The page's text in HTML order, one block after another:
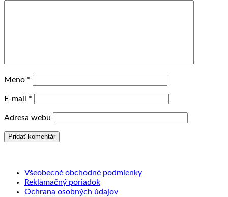
Meno *
E-mail *
Adresa webu
Všeobecné obchodné podmienky
Reklamačný poriadok
Ochrana osobných údajov